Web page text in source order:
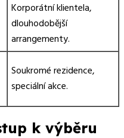
Korporátní klientela,
dlouhodobější
arrangementy.
Soukromé rezidence,
speciální akce.
k výběru